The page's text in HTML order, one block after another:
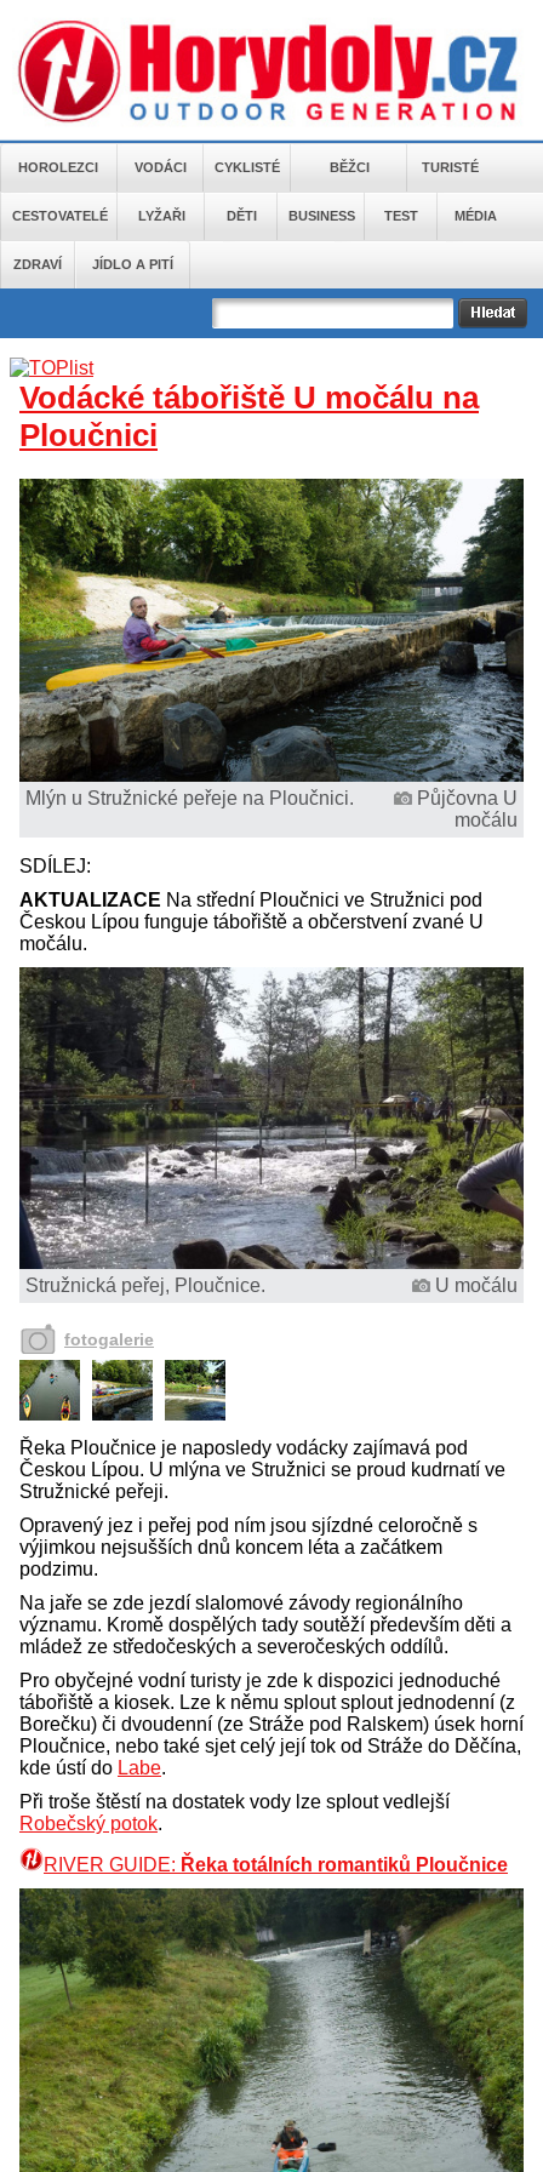
HOROLEZCI VODÁCI CYKLISTÉ BĚŽCI TURISTÉ
CESTOVATELÉ LYŽAŘI DĚTI BUSINESS TEST MÉDIA
ZDRAVÍ JÍDLO A PITÍ
Vodácké tábořiště U močálu na
Ploučnici
Mlýn u Stružnické peřeje na Ploučnici.
Půjčovna U
močálu
SDÍLEJ:
AKTUALIZACE Na střední Ploučnici ve Stružnici pod
Českou Lípou funguje tábořiště a občerstvení zvané U
močálu.
Stružnická peřej, Ploučnice. U močálu
fotogalerie
Řeka Ploučnice je naposledy vodácky zajímavá pod
Českou Lípou. U mlýna ve Stružnici se proud kudrnatí ve
Stružnické peřeji.
Opravený jez i peřej pod ním jsou sjízdné celoročně s
výjimkou nejsušších dnů koncem léta a začátkem
podzimu.
Na jaře se zde jezdí slalomové závody regionálního
významu. Kromě dospělých tady soutěží především děti a
mládež ze středočeských a severočeských oddílů.
Pro obyčejné vodní turisty je zde k dispozici jednoduché
tábořiště a kiosek. Lze k němu splout splout jednodenní (z
Borečku) či dvoudenní (ze Stráže pod Ralskem) úsek horní
Ploučnice, nebo také sjet celý její tok od Stráže do Děčína,
kde ústí do Labe.
Při troše štěstí na dostatek vody lze splout vedlejší
Robečský potok.
RIVER GUIDE: Řeka totálních romantiků Ploučnice